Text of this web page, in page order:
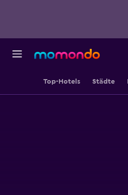
Top-Hotels Städte